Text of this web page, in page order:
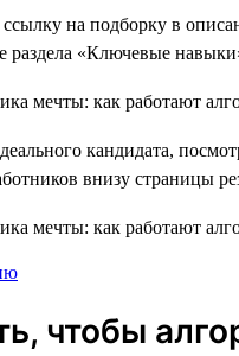
на подборку в
раздела «Ключевые
кандидата,
внизу страницы
чтобы